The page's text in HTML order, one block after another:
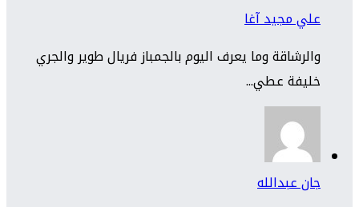
علي مجيد آغا
والرشاقة وما يعرف اليوم بالجمباز فريال طوير والجري
خليفة عطي...
جان عبدالله